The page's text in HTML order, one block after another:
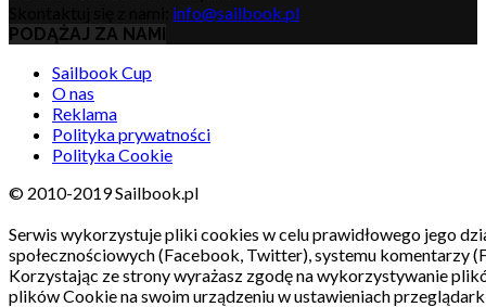
info@sailbook.pl
PODĄŻAJ ZA NAMI
Sailbook Cup
O nas
Reklama
Polityka prywatności
Polityka Cookie
© 2010-2019 Sailbook.pl
Serwis wykorzystuje pliki cookies w celu prawidłowego jego
społecznościowych (Facebook, Twitter), systemu komentarzy
Korzystając ze strony wyrażasz zgodę na wykorzystywanie
plików Cookie na swoim urządzeniu w ustawieniach